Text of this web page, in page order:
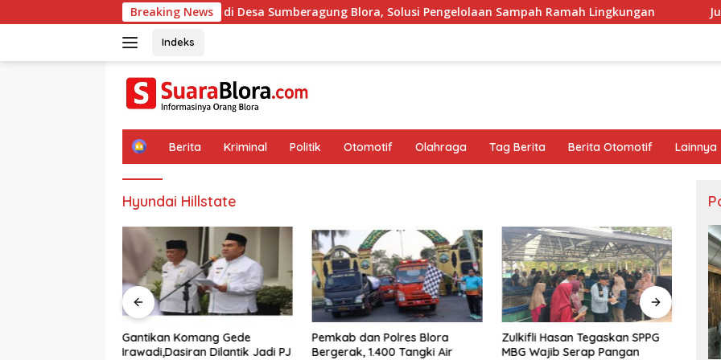
ke
Breaking News
Minim Asap di Desa Sumberagung Blora, Solusi Pengelolaan Sampah Ramah Lingkungan Judol dan Mabuk
Indeks
H
Berita Kriminal Politik Otomotif Olahraga Tag Berita Berita Otomotif Lainnya
Hyundai Hillstate
Gantikan Komang Gede
Irawadi,Dasiran Dilantik Jadi PJ
Pemkab dan Polres Blora
Bergerak, 1.400 Tangki Air
Zulkifli Hasan Tegaskan SPPG
MBG Wajib Serap Pangan